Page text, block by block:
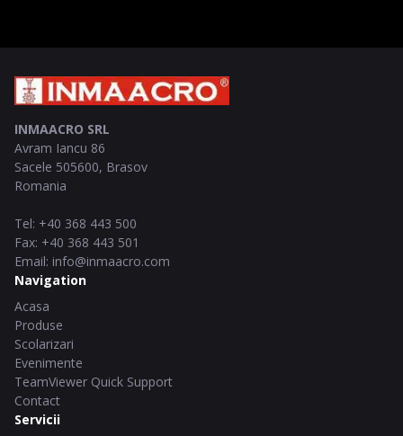
INMAACRO SRL
Avram Iancu 86
Sacele 505600, Brasov
Romania
Tel: +40 368 443 500
Fax: +40 368 443 501
Email: info@inmaacro.com
Navigation
Acasa
Produse
Scolarizari
Evenimente
TeamViewer Quick Support
Contact
Servicii